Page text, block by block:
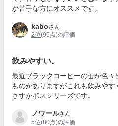
が苦手な方にオススメです。
kaboさん
2位(95点)の評価
飲みやすい。
最近ブラックコーヒーの缶が色
ものがありますがこれも飲みやす
さすがボスシリーズです。
ノワールさん
5位(80点)の評価